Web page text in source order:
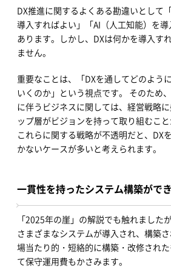
DX推進に関するよくある勘違いとして
導入すればよい」「AI（人工知能）を
あります。しかし、DXは何かを導入す
ません。
重要なことは、「DXを通してどのよう
いくのか」という視点です。 そのため
に伴うビジネスに関しては、経営戦略
ップ層がビジョンを持って取り組むこと
これらに関する戦略が不透明だと、DX
かないケースが多いと考えられます。
一貫性を持ったシステム構築がで
「2025年の崖」の解説でも触れました
さまざまなシステムが導入され、構築
場当たり的・短絡的に構築・改修され
て保守運用費もかさみます。